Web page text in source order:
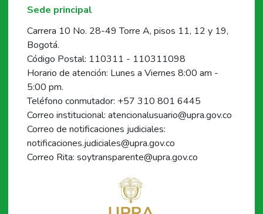
Sede principal
Carrera 10 No. 28-49 Torre A, pisos 11, 12 y 19,
Bogotá.
Código Postal: 110311 - 110311098
Horario de atención: Lunes a Viernes 8:00 am -
5:00 pm.
Teléfono conmutador: +57 310 801 6445
Correo institucional: atencionalusuario@upra.gov.co
Correo de notificaciones judiciales:
notificaciones.judiciales@upra.gov.co
Correo Rita: soytransparente@upra.gov.co